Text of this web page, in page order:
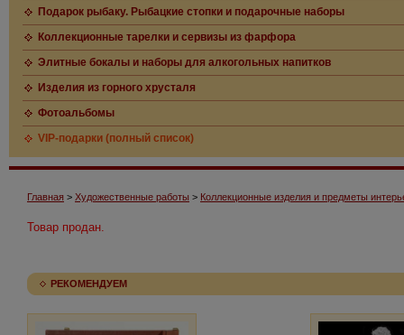
Подарок рыбаку. Рыбацкие стопки и подарочные наборы
Коллекционные тарелки и сервизы из фарфора
Элитные бокалы и наборы для алкогольных напитков
Изделия из горного хрусталя
Фотоальбомы
VIP-подарки (полный список)
Главная > Художественные работы > Коллекционные изделия и предметы
Товар продан.
РЕКОМЕНДУЕМ